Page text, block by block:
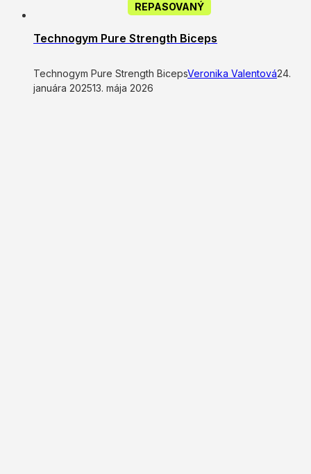
REPASOVANÝ
Technogym Pure Strength Biceps
Technogym Pure Strength BicepsVeronika Valentová24.
januára 202513. mája 2026